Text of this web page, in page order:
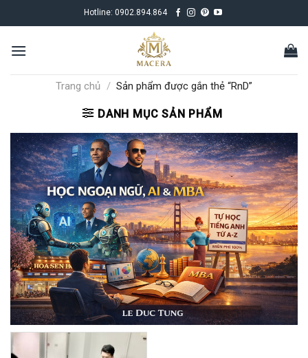
to
Hotline: 0902.894.864
Trang chủ / Sản phẩm được gắn thẻ “RnD”
DANH MỤC SẢN PHẨM